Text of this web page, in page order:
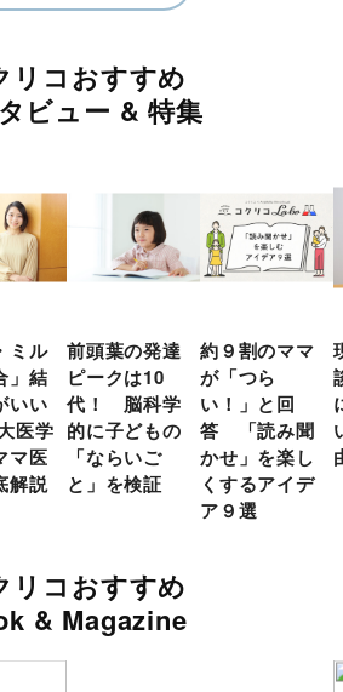
リコおすすめ
ビュー & 特集
ミル
」結
いい
医学
マ医
解説
前頭葉の発達
ピークは10
代！ 脳科学
的に子どもの
「ならいご
と」を検証
約９割のママ
が「つら
い！」と回
答 「読み聞
かせ」を楽し
くするアイデ
ア９選
リコおすすめ
& Magazine